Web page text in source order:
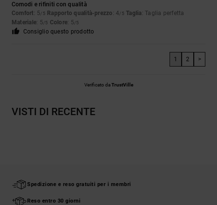
Comodi e rifiniti con qualità
Comfort: 5/5 Rapporto qualità-prezzo : 4/5 Taglia: Taglia perfetta
Materiale: 5/5 Colore: 5/5
Consiglio questo prodotto
1 2 >
Verificato daTrustVille
VISTI DI RECENTE
Spedizione e reso gratuiti per i membri
Reso entro 30 giorni